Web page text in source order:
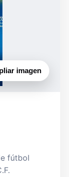
imagen
fútbol